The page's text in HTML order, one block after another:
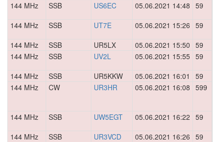
144 MHz
SSB US6EC 05.06.2021 14:48 59
144 MHz
SSB UT7E 05.06.2021 15:26 59
144 MHz
SSB UR5LX 05.06.2021 15:50 59
144 MHz
SSB UV2L 05.06.2021 15:55 59
144 MHz
SSB UR5KKW 05.06.2021 16:01 59
144 MHz
CW UR3HR 05.06.2021 16:08 599
144 MHz SSB UW5EGT 05.06.2021 16:22 59
144 MHz
SSB UR3VCD 05.06.2021 16:26 59